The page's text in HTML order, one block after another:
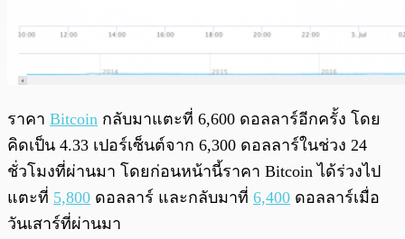
ราคา Bitcoin กลับมาแตะที่ 6,600 ดอลลาร์อีกครั้ง โดย
คิดเป็น 4.33 เปอร์เซ็นต์จาก 6,300 ดอลลาร์ในช่วง 24
ชั่วโมงที่ผ่านมา โดยก่อนหน้านี้ราคา Bitcoin ได้ร่วงไป
แตะที่ 5,800 ดอลลาร์ และกลับมาที่ 6,400 ดอลลาร์เมื่อ
วันเสาร์ที่ผ่านมา